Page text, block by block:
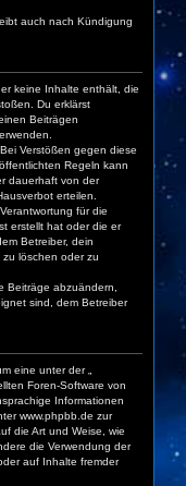
auch nach Kündigung
keine Inhalte enthält, die
Du erklärst
Beiträgen
Verstößen gegen diese
Regeln kann
dauerhaft von der
erteilen.
für die
erstellt hat oder die er
Betreiber, dein
löschen oder zu
Beiträge abzuändern,
sind, dem Betreiber
eine unter der „
Foren-Software von
Informationen
www.phpbb.de zur
die Art und Weise, wie
die Verwendung der
auf Inhalte fremder